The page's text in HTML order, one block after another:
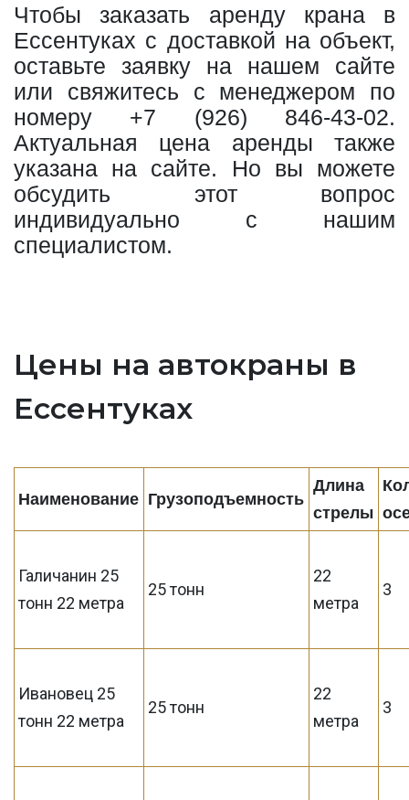
Чтобы заказать аренду крана в
Ессентуках с доставкой на объект,
оставьте заявку на нашем сайте
или свяжитесь с менеджером по
номеру +7 (926) 846-43-02.
Актуальная цена аренды также
указана на сайте. Но вы можете
обсудить этот вопрос
индивидуально с нашим
специалистом.
Цены на автокраны в
Ессентуках
Наименование Грузоподъемность
Длина
стрелы
Галичанин 25
тонн 22 метра
25 тонн
22
метра
3
Ивановец 25
тонн 22 метра
25 тонн
22
метра
3